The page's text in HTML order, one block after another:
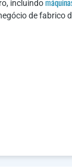
incluindo
de fabrico